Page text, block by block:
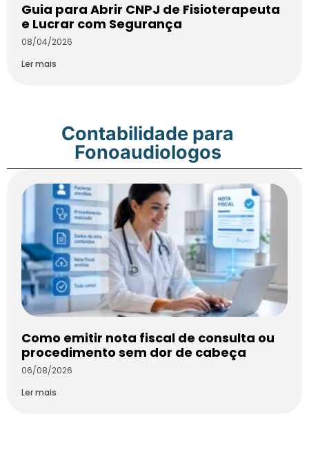
Guia para Abrir CNPJ de Fisioterapeuta
e Lucrar com Segurança
08/04/2026
Ler mais
Contabilidade para
Fonoaudiologos
Como emitir nota fiscal de consulta ou
procedimento sem dor de cabeça
06/08/2026
Ler mais